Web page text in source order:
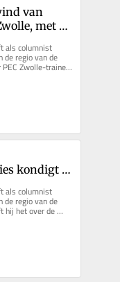
van
met
als columnist
regio van de
Zwolle-trainer
geboren...
kondigt
als columnist
regio van de
hij het over de